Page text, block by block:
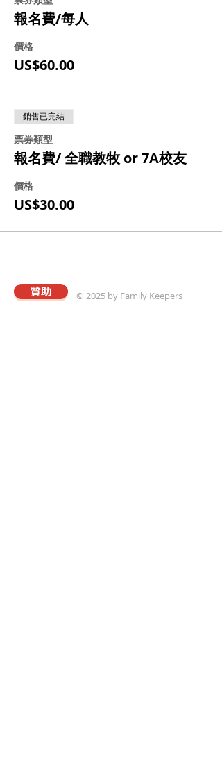
報名費/每人
價格
US$60.00
銷售已完結
票券類型
報名費/ 全職教牧 or 7A校友
價格
US$30.00
贊助 © 2025 by Family Keepers